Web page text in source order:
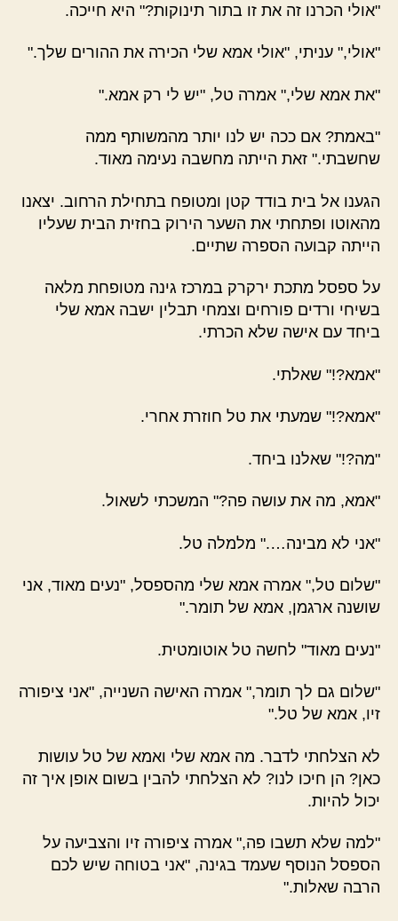
"אולי הכרנו זה את זו בתור תינוקות?" היא חייכה.
"אולי," עניתי, "אולי אמא שלי הכירה את ההורים שלך."
"את אמא שלי," אמרה טל, "יש לי רק אמא."
"באמת? אם ככה יש לנו יותר מהמשותף ממה
שחשבתי." זאת הייתה מחשבה נעימה מאוד.
הגענו אל בית בודד קטן ומטופח בתחילת הרחוב. יצאנו
מהאוטו ופתחתי את השער הירוק בחזית הבית שעליו
הייתה קבועה הספרה שתיים.
על ספסל מתכת ירקרק במרכז גינה מטופחת מלאה
בשיחי ורדים פורחים וצמחי תבלין ישבה אמא שלי
ביחד עם אישה שלא הכרתי.
"אמא?!" שאלתי.
"אמא?!" שמעתי את טל חוזרת אחרי.
"מה?!" שאלנו ביחד.
"אמא, מה את עושה פה?" המשכתי לשאול.
"אני לא מבינה…." מלמלה טל.
"שלום טל," אמרה אמא שלי מהספסל, "נעים מאוד, אני
שושנה ארגמן, אמא של תומר."
"נעים מאוד" לחשה טל אוטומטית.
"שלום גם לך תומר," אמרה האישה השנייה, "אני ציפורה
זיו, אמא של טל."
לא הצלחתי לדבר. מה אמא שלי ואמא של טל עושות
כאן? הן חיכו לנו? לא הצלחתי להבין בשום אופן איך זה
יכול להיות.
"למה שלא תשבו פה," אמרה ציפורה זיו והצביעה על
הספסל הנוסף שעמד בגינה, "אני בטוחה שיש לכם
הרבה שאלות."